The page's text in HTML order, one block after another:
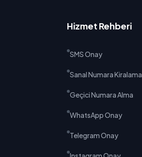
Hizmet Rehberi
SMS Onay
Sanal Numara Kiralama
Geçici Numara Alma
WhatsApp Onay
Telegram Onay